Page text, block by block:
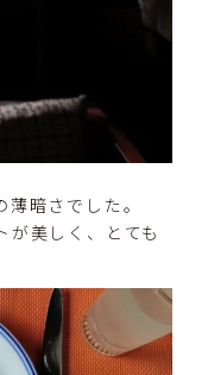
暗さでした。
が美しく、とても